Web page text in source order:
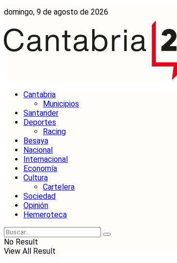
domingo, 9 de agosto de 2026
Cantabria
Municipios
Santander
Deportes
Racing
Besaya
Nacional
Internacional
Economía
Cultura
Cartelera
Sociedad
Opinión
Hemeroteca
No Result
View All Result